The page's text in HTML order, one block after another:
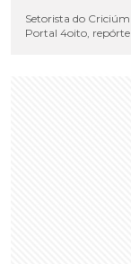
Setorista do
Portal 4oito,